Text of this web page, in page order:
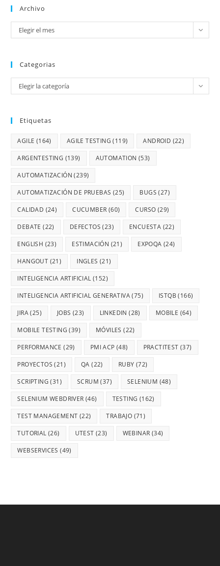
Archivo
Elegir el mes
Categorias
Elegir la categoría
Etiquetas
AGILE (164) AGILE TESTING (119) ANDROID (22)
ARGENTESTING (139) AUTOMATION (53)
AUTOMATIZACIÓN (239)
AUTOMATIZACIÓN DE PRUEBAS (25) BUGS (27)
CALIDAD (24) CUCUMBER (60) CURSO (29)
DEBATE (22) DEFECTOS (23) ENCUESTA (22)
ENGLISH (23) ESTIMACIÓN (21) EXPOQA (24)
HANGOUT (21) INGLES (21)
INTELIGENCIA ARTIFICIAL (152)
INTELIGENCIA ARTIFICIAL GENERATIVA(75) ISTQB (166)
JIRA(25) JOBS (23) LINKEDIN (28) MOBILE (64)
MOBILE TESTING (39) MÓVILES (22)
PERFORMANCE (29) PMI ACP (48) PRACTITEST (37)
PROYECTOS (21) QA (22) RUBY (72)
SCRIPTING (31) SCRUM (37) SELENIUM (48)
SELENIUM WEBDRIVER (46) TESTING (162)
TEST MANAGEMENT (22) TRABAJO (71)
TUTORIAL (26) UTEST (23) WEBINAR (34)
WEBSERVICES (49)